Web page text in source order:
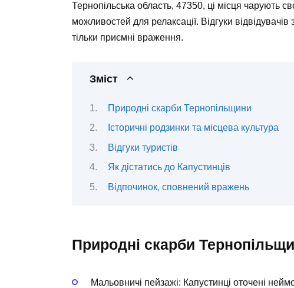
Тернопільська область, 47350, ці місця чарують
можливостей для релаксації. Відгуки
тільки приємні враження.
Зміст
Природні скарби Тернопільщини
Історичні родзинки та місцева культура
Відгуки туристів
Як дістатись до Капустинців
Відпочинок, сповнений вражень
Природні скарби
Мальовничі пейзажі: Капустинці оточені